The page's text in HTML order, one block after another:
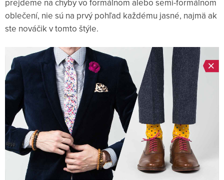
prejdeme na chyby vo formálnom alebo semi-formálnom
oblečení, nie sú na prvý pohľad každému jasné, najmä ak
ste nováčik v tomto štýle.